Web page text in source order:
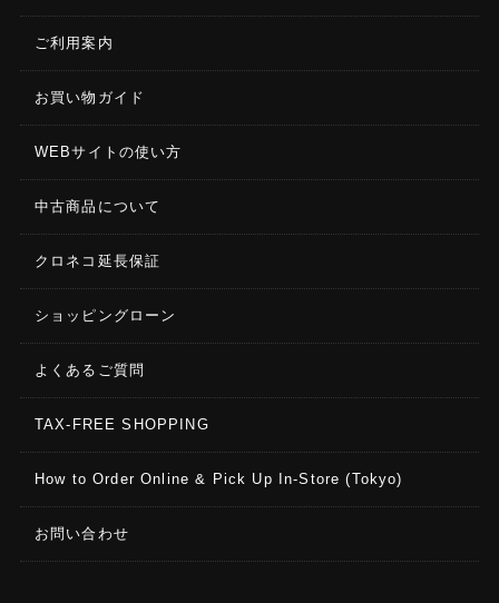
ご利用案内
お買い物ガイド
WEBサイトの使い方
中古商品について
クロネコ延長保証
ショッピングローン
よくあるご質問
TAX-FREE SHOPPING
How to Order Online & Pick Up In-Store (Tokyo)
お問い合わせ